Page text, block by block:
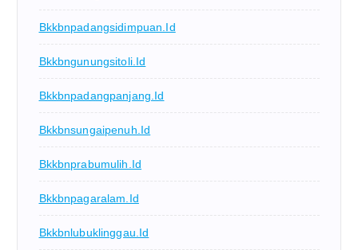
Bkkbnpadangsidimpuan.id
Bkkbngunungsitoli.id
Bkkbnpadangpanjang.id
Bkkbnsungaipenuh.id
Bkkbnprabumulih.id
Bkkbnpagaralam.id
Bkkbnlubuklinggau.id